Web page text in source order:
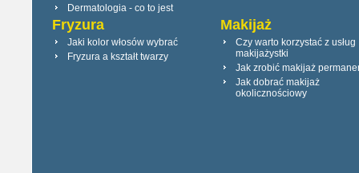
Dermatologia - co to jest
Fryzura
Jaki kolor włosów wybrać
Fryzura a kształt twarzy
Makijaż
Czy warto korzystać z usług
makijażystki
Jak zrobić makijaż
Jak dobrać makijaż
okolicznościowy